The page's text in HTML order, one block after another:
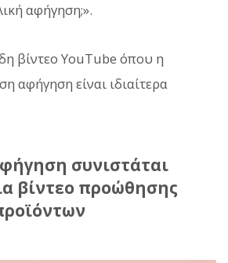
αφήγηση;».
βίντεο YouTube όπου η
αφήγηση είναι ιδιαίτερα
συνιστάται
βίντεο προώθησης